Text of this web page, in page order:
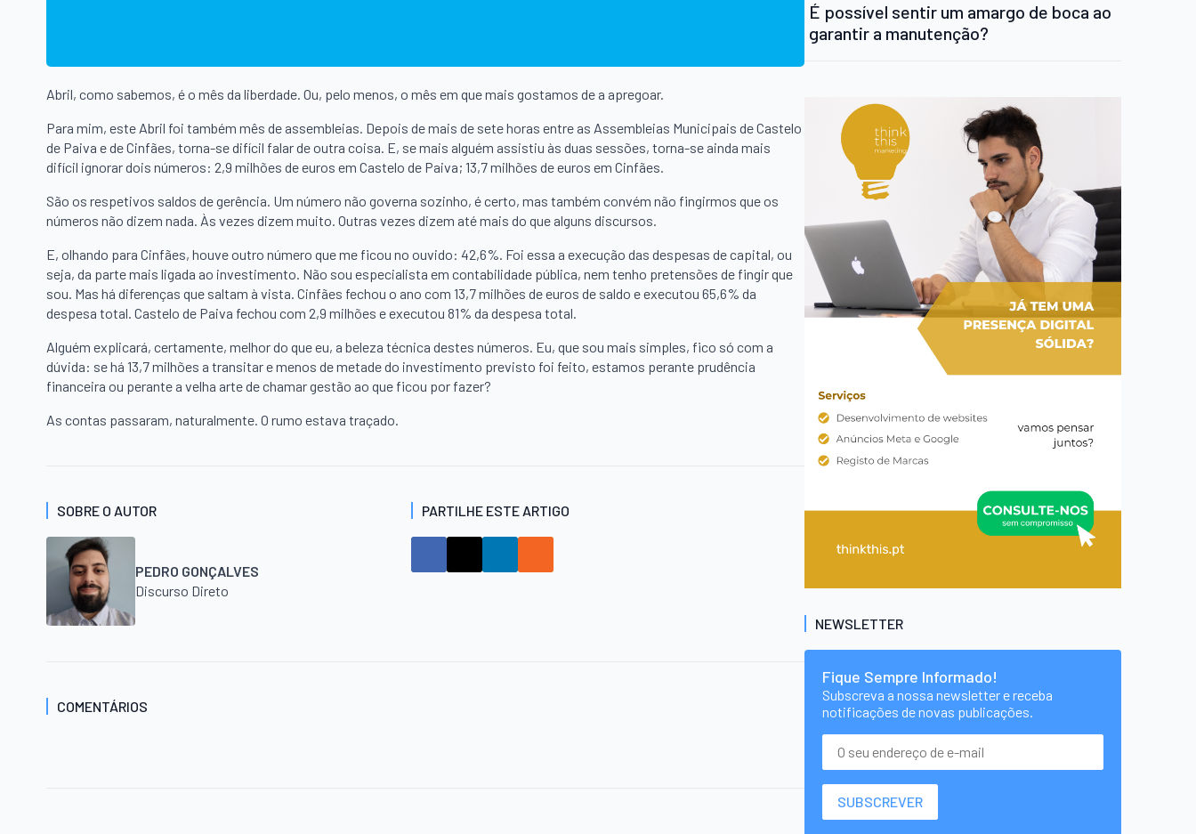
Abril, como sabemos, é o mês da liberdade. Ou, pelo menos, o mês em que mais gostamos de a apregoar.
Para mim, este Abril foi também mês de assembleias. Depois de mais de sete horas entre as Assembleias Municipais de Castelo
de Paiva e de Cinfães, torna-se difícil falar de outra coisa. E, se mais alguém assistiu às duas sessões, torna-se ainda mais
difícil ignorar dois números: 2,9 milhões de euros em Castelo de Paiva; 13,7 milhões de euros em Cinfães.
São os respetivos saldos de gerência. Um número não governa sozinho, é certo, mas também convém não fingirmos que os
números não dizem nada. Às vezes dizem muito. Outras vezes dizem até mais do que alguns discursos.
E, olhando para Cinfães, houve outro número que me ficou no ouvido: 42,6%. Foi essa a execução das despesas de capital, ou
seja, da parte mais ligada ao investimento. Não sou especialista em contabilidade pública, nem tenho pretensões de fingir que
sou. Mas há diferenças que saltam à vista. Cinfães fechou o ano com 13,7 milhões de euros de saldo e executou 65,6% da
despesa total. Castelo de Paiva fechou com 2,9 milhões e executou 81% da despesa total.
Alguém explicará, certamente, melhor do que eu, a beleza técnica destes números. Eu, que sou mais simples, fico só com a
dúvida: se há 13,7 milhões a transitar e menos de metade do investimento previsto foi feito, estamos perante prudência
financeira ou perante a velha arte de chamar gestão ao que ficou por fazer?
As contas passaram, naturalmente. O rumo estava traçado.
SOBRE O AUTOR
PEDRO GONÇALVES
Discurso Direto
PARTILHE ESTE ARTIGO
COMENTÁRIOS
É possível sentir um amargo de boca ao
garantir a manutenção?
NEWSLETTER
Fique Sempre Informado!
Subscreva a nossa newsletter e receba
notificações de novas publicações.